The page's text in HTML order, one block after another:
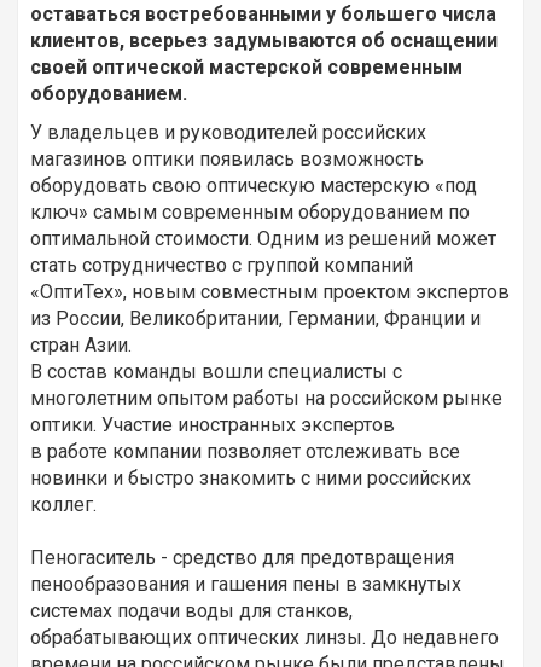
оставаться востребованными у большего числа
клиентов, всерьез задумываются об оснащении
своей оптической мастерской современным
оборудованием.
У владельцев и руководителей российских
магазинов оптики появилась возможность
оборудовать свою оптическую мастерскую «под
ключ» самым современным оборудованием по
оптимальной стоимости. Одним из решений может
стать сотрудничество с группой компаний
«ОптиТех», новым совместным проектом экспертов
из России, Великобритании, Германии, Франции и
стран Азии.
В состав команды вошли специалисты с
многолетним опытом работы на российском рынке
оптики. Участие иностранных экспертов
в работе компании позволяет отслеживать все
новинки и быстро знакомить с ними российских
коллег.
Пеногаситель - средство для предотвращения
пенообразования и гашения пены в замкнутых
системах подачи воды для станков,
обрабатывающих оптических линзы. До недавнего